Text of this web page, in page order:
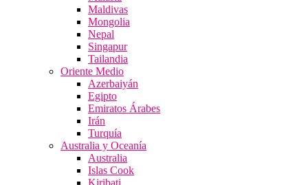
Maldivas
Mongolia
Nepal
Singapur
Tailandia
Oriente Medio
Azerbaiyán
Egipto
Emiratos Árabes
Irán
Turquía
Australia y Oceanía
Australia
Islas Cook
Kiribati